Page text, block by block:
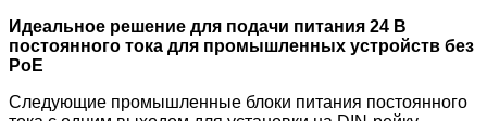
Идеальное решение для подачи питания 24 В
постоянного тока для промышленных устройств без
PoE
Следующие промышленные блоки питания постоянного